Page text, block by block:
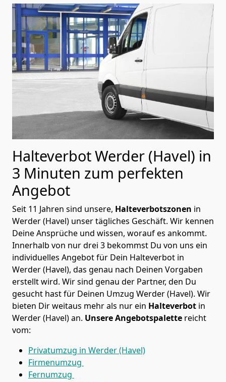
Halteverbot Werder (Havel) in
3 Minuten zum perfekten
Angebot
Seit 11 Jahren sind unsere, Halteverbotszonen in
Werder (Havel) unser tägliches Geschäft. Wir kennen
Deine Ansprüche und wissen, worauf es ankommt.
Innerhalb von nur drei 3 bekommst Du von uns ein
individuelles Angebot für Dein Halteverbot in
Werder (Havel), das genau nach Deinen Vorgaben
erstellt wird. Wir sind genau der Partner, den Du
gesucht hast für Deinen Umzug Werder (Havel). Wir
bieten Dir weitaus mehr als nur ein Halteverbot in
Werder (Havel) an. Unsere Angebotspalette reicht
vom:
Privatumzug in Werder (Havel)
Firmenumzug
Fernumzug